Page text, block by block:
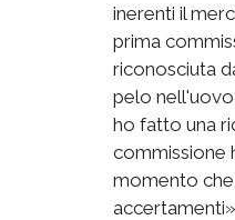
inerenti il
prima
riconosciuta
pelo
ho fatto una
commissione
momento che